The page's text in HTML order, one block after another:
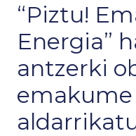
“Piztu!
Energia”
antzerki